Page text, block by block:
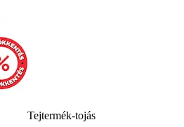
Tejtermék-tojás